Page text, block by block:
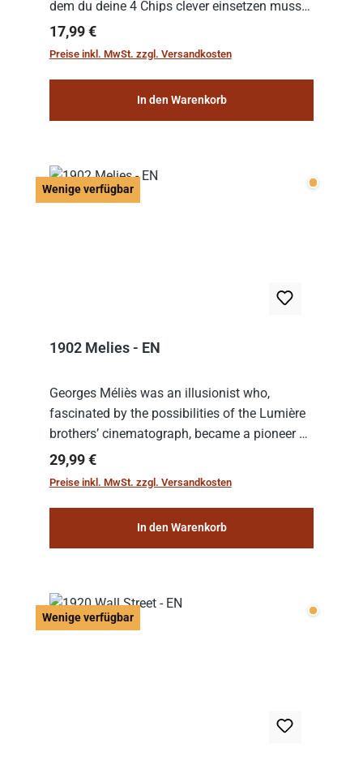
dem du deine 4 Chips clever einsetzen musst.
Wer die Chips mit dem höchsten Gesamtwert
hat, gewinnt die Runde. Aber Vorsicht: D...
Regulärer Preis:
17,99 €
Preise inkl. MwSt. zzgl. Versandkosten
In den Warenkorb
Wenige verfügbar Wenige
1902 Melies - EN
Georges Méliès was an illusionist who,
fascinated by the possibilities of the Lumière
brothers’ cinematograph, became a pioneer of
cinema. In 1902, he filmed his most famous
work: “Le Voyage dans la Lune” (“A Trip to...
Regulärer Preis:
29,99 €
Preise inkl. MwSt. zzgl. Versandkosten
In den Warenkorb
Wenige verfügbar Wenige